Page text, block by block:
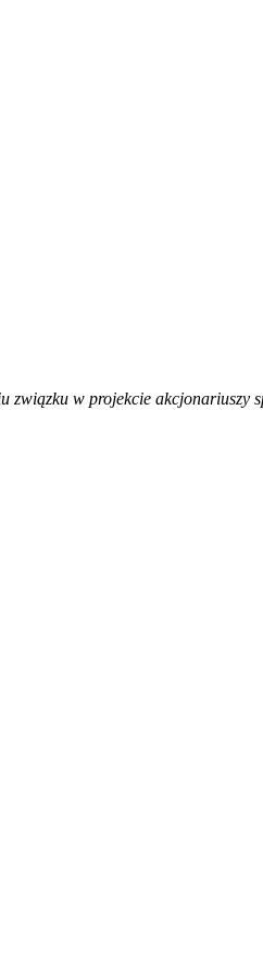
w projekcie akcjonariuszy